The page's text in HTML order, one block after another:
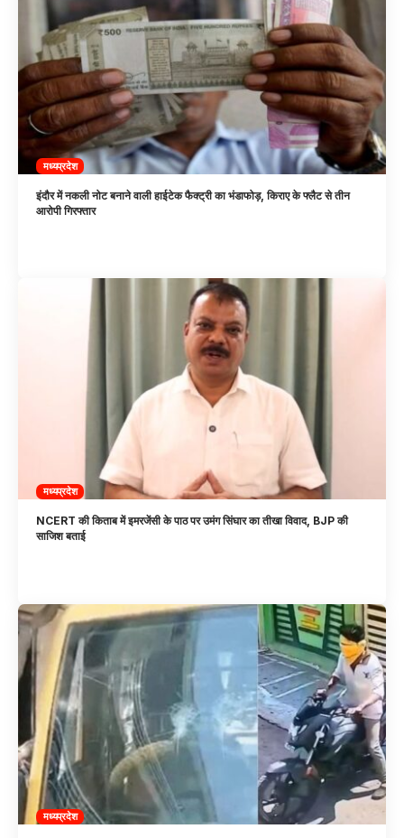
मध्यप्रदेश
इंदौर में नकली नोट बनाने वाली हाईटेक फैक्ट्री का भंडाफोड़, किराए के फ्लैट से तीन
आरोपी गिरफ्तार
मध्यप्रदेश
NCERT की किताब में इमरजेंसी के पाठ पर उमंग सिंघार का तीखा विवाद, BJP की
साजिश बताई
मध्यप्रदेश